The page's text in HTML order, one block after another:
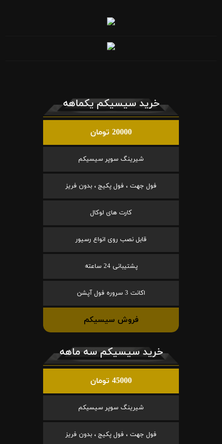
خرید سیسیکم یکماهه
20000 تومان
شیرینگ سوپر سیسیکم
فول جهت ، فول پکیج ، بدون فریز
کارت های لوکال
قابل نصب روی انواع رسیور
پشتیبانی 24 ساعته
اکانت 3 سروره فول آپشن
فروش سیسیکم
خرید سیسیکم سه ماهه
45000 تومان
شیرینگ سوپر سیسیکم
فول جهت ، فول پکیج ، بدون فریز